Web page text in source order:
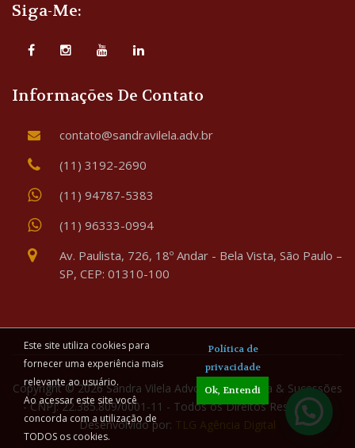
Siga-Me:
Informações De Contato
contato@sandravilela.adv.br
(11) 3192-2690
(11) 94787-5383
(11) 96333-0994
Av. Paulista, 726, 18º Andar - Bela Vista, São Paulo –
SP, CEP: 01310-100
Copyright © 2026 Sandra Vilela Advogada - Família & Sucessões
- CNPJ: 22.385.809/0001-11 - Todos os Direitos Reservados.
Desenvolvido por: TLG Agência Digital
Este site utiliza cookies para
fornecer uma experiência mais
relevante ao usuário.
Ao acessar este site você
concorda com a utilização de
TODOS os cookies.
Política de
privacidade
Ok, Entendi